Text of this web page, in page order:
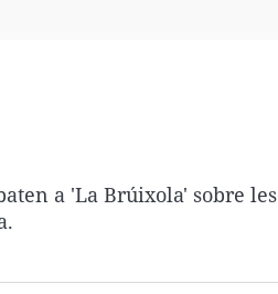
a 'La Brúixola' sobre les